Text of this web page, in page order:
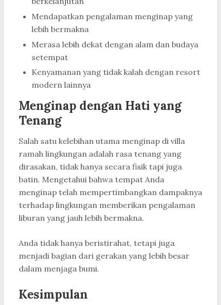
Mendapatkan pengalaman menginap yang
lebih bermakna
Merasa lebih dekat dengan alam dan budaya
setempat
Kenyamanan yang tidak kalah dengan resort
modern lainnya
Menginap dengan Hati yang
Tenang
Salah satu kelebihan utama menginap di villa
ramah lingkungan adalah rasa tenang yang
dirasakan, tidak hanya secara fisik tapi juga
batin. Mengetahui bahwa tempat Anda
menginap telah mempertimbangkan dampaknya
terhadap lingkungan memberikan pengalaman
liburan yang jauh lebih bermakna.
Anda tidak hanya beristirahat, tetapi juga
menjadi bagian dari gerakan yang lebih besar
dalam menjaga bumi.
Kesimpulan